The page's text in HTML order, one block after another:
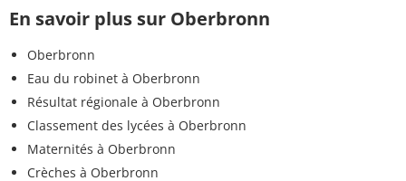
En savoir plus sur Oberbronn
Oberbronn
Eau du robinet à Oberbronn
Résultat régionale à Oberbronn
Classement des lycées à Oberbronn
Maternités à Oberbronn
Crèches à Oberbronn